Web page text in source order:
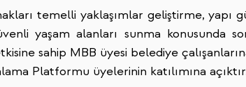
temelli yaklaşımlar geliştirme, yapı
yaşam alanları sunma konusunda
sahip MBB üyesi belediye
Platformu üyelerinin katılımına